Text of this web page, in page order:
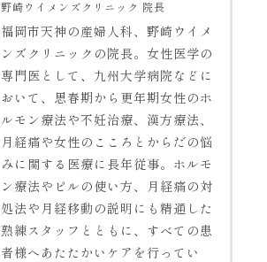
野崎ウイメンズクリニック 院長
福岡市天神の産婦人科、野崎ウイメ
ンズクリニックの院長。女性医学の
専門医として、九州大学病院などに
おいて、思春期から更年期女性のホ
ルモン療法や不妊治療、漢方療法、
月経痛や女性のこころとからだの悩
みに関する医療に長年従事。ホルモ
ン療法やピルの使い方、月経痛の対
処法や月経移動の説明にも精通した
熟練スタッフとともに、すべての患
者様へあたたかいケアを行ってい